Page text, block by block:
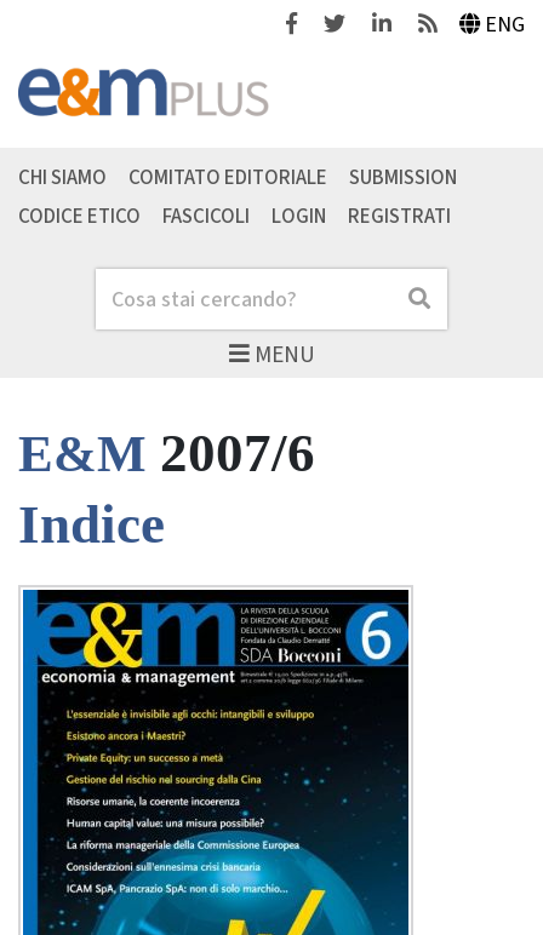
FacebookTwitterLinkedinFeeds ENG
MENU
Cerca Cerca
CHI SIAMO COMITATO EDITORIALE
SUBMISSION
CODICE ETICO
FASCICOLI LOGIN REGISTRATI
E&M 2007/6
Indice